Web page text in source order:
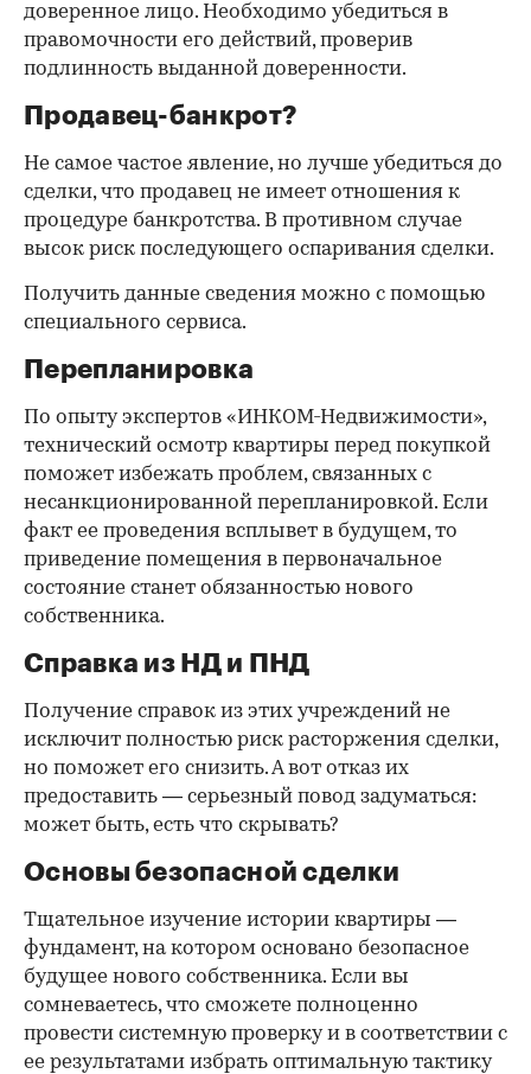
доверенное лицо. Необходимо убедиться в
правомочности его действий, проверив
подлинность выданной доверенности.
Продавец-банкрот?
Не самое частое явление, но лучше убедиться до
сделки, что продавец не имеет отношения к
процедуре банкротства. В противном случае
высок риск последующего оспаривания сделки.
Получить данные сведения можно с помощью
специального сервиса.
Перепланировка
По опыту экспертов «ИНКОМ-Недвижимости»,
технический осмотр квартиры перед покупкой
поможет избежать проблем, связанных с
несанкционированной перепланировкой. Если
факт ее проведения всплывет в будущем, то
приведение помещения в первоначальное
состояние станет обязанностью нового
собственника.
Справка из НД и ПНД
Получение справок из этих учреждений не
исключит полностью риск расторжения сделки,
но поможет его снизить. А вот отказ их
предоставить — серьезный повод задуматься:
может быть, есть что скрывать?
Основы безопасной сделки
Тщательное изучение истории квартиры —
фундамент, на котором основано безопасное
будущее нового собственника. Если вы
сомневаетесь, что сможете полноценно
провести системную проверку и в соответствии с
ее результатами избрать оптимальную тактику